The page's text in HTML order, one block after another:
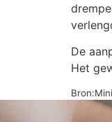
De
Het